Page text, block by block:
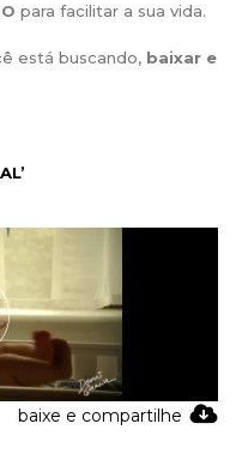
para facilitar a sua vida.
está buscando, baixar e
baixe e compartilhe